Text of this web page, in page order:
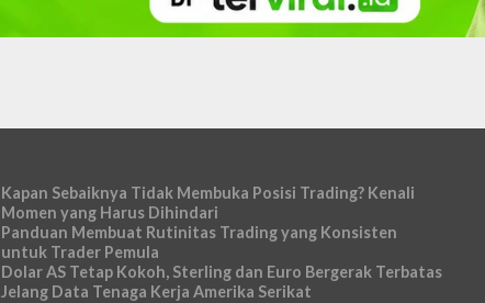
Kapan Sebaiknya Tidak Membuka Posisi Trading? Kenali
Momen yang Harus Dihindari
Panduan Membuat Rutinitas Trading yang Konsisten
untuk Trader Pemula
Dolar AS Tetap Kokoh, Sterling dan Euro Bergerak Terbatas
Jelang Data Tenaga Kerja Amerika Serikat